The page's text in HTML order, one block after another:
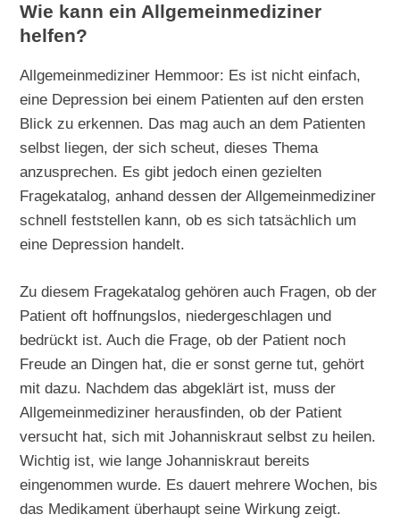
Wie kann ein Allgemeinmediziner
helfen?
Allgemeinmediziner Hemmoor: Es ist nicht einfach,
eine Depression bei einem Patienten auf den ersten
Blick zu erkennen. Das mag auch an dem Patienten
selbst liegen, der sich scheut, dieses Thema
anzusprechen. Es gibt jedoch einen gezielten
Fragekatalog, anhand dessen der Allgemeinmediziner
schnell feststellen kann, ob es sich tatsächlich um
eine Depression handelt.
Zu diesem Fragekatalog gehören auch Fragen, ob der
Patient oft hoffnungslos, niedergeschlagen und
bedrückt ist. Auch die Frage, ob der Patient noch
Freude an Dingen hat, die er sonst gerne tut, gehört
mit dazu. Nachdem das abgeklärt ist, muss der
Allgemeinmediziner herausfinden, ob der Patient
versucht hat, sich mit Johanniskraut selbst zu heilen.
Wichtig ist, wie lange Johanniskraut bereits
eingenommen wurde. Es dauert mehrere Wochen, bis
das Medikament überhaupt seine Wirkung zeigt.